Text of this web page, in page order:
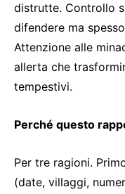
distrutte. Controllo
difendere ma
Attenzione alle
allerta che
tempestivi.
Perché questo
Per tre ragioni.
(date, villaggi,